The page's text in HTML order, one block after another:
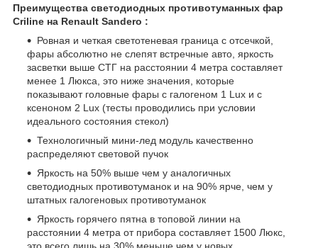
Преимущества светодиодных противотуманных фар
Criline на Renault Sandero :
Ровная и четкая светотеневая граница с отсечкой,
фары абсолютно не слепят встречные авто, яркость
засветки выше СТГ на расстоянии 4 метра составляет
менее 1 Люкса, это ниже значения, которые
показывают головные фары с галогеном 1 Lux и с
ксеноном 2 Lux (тесты проводились при условии
идеального состояния стекол)
Технологичный мини-лед модуль качественно
распределяют световой пучок
Яркость на 50% выше чем у аналогичных
светодиодных противотуманок и на 90% ярче, чем у
штатных галогеновых противотуманок
Яркость горячего пятна в топовой линии на
расстоянии 4 метра от прибора составляет 1500 Люкс,